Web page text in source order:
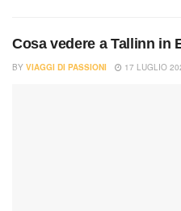
Cosa vedere a Tallinn in
BY VIAGGI DI PASSIONI 17 LUGLIO